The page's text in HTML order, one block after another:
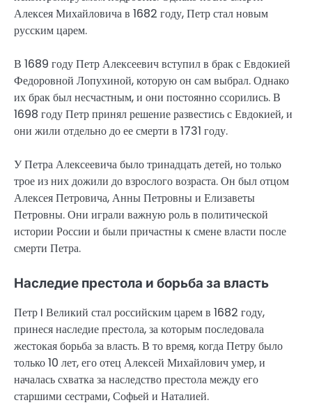
Алексея Михайловича в 1682 году, Петр стал новым
русским царем.
В 1689 году Петр Алексеевич вступил в брак с Евдокией
Федоровной Лопухиной, которую он сам выбрал. Однако
их брак был несчастным, и они постоянно ссорились. В
1698 году Петр принял решение развестись с Евдокией, и
они жили отдельно до ее смерти в 1731 году.
У Петра Алексеевича было тринадцать детей, но только
трое из них дожили до взрослого возраста. Он был отцом
Алексея Петровича, Анны Петровны и Елизаветы
Петровны. Они играли важную роль в политической
истории России и были причастны к смене власти после
смерти Петра.
Наследие престола и борьба за власть
Петр I Великий стал российским царем в 1682 году,
принеся наследие престола, за которым последовала
жестокая борьба за власть. В то время, когда Петру было
только 10 лет, его отец Алексей Михайлович умер, и
началась схватка за наследство престола между его
старшими сестрами, Софьей и Наталией.